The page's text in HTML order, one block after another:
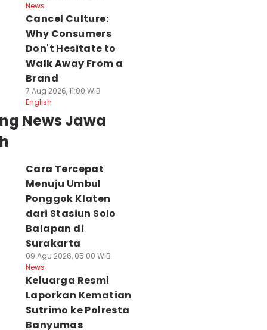
News
Cancel Culture:
Why Consumers
Don't Hesitate to
Walk Away From a
Brand
7 Aug 2026, 11:00 WIB
English
News Jawa
Cara Tercepat
Menuju Umbul
Ponggok Klaten
dari Stasiun Solo
Balapan di
Surakarta
09 Agu 2026, 05:00 WIB
News
Keluarga Resmi
Laporkan Kematian
Sutrimo ke Polresta
Banyumas